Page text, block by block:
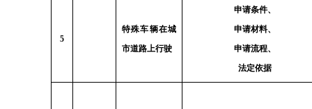
5
特殊车辆在城
市道路上行驶
申请条件、
申请材料、
申请流程、
法定依据